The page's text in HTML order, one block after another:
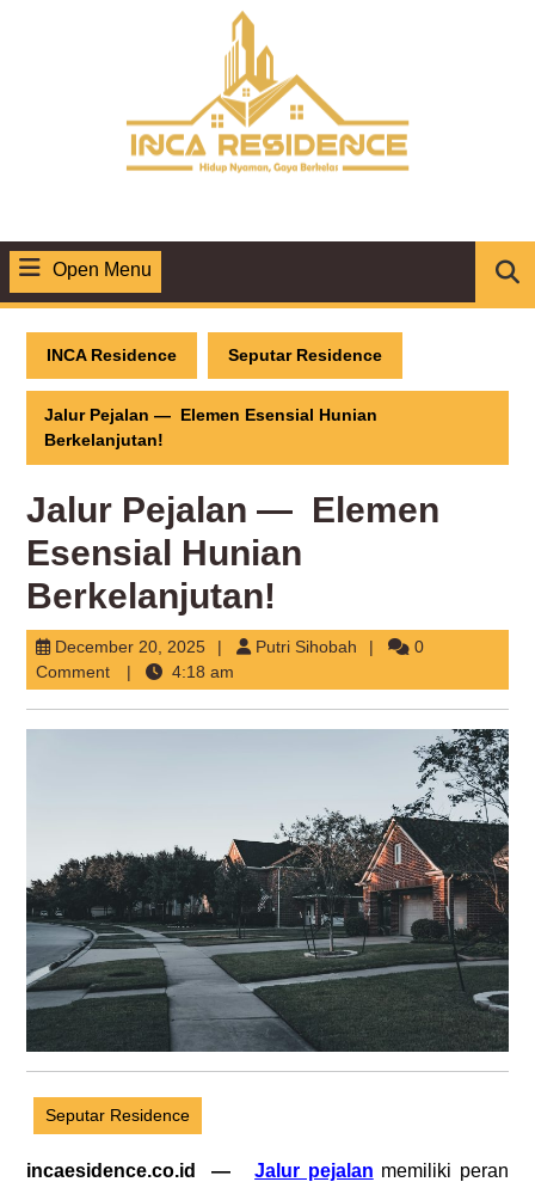
Open Menu
Menu
INCA Residence Seputar Residence
Jalur Pejalan — Elemen Esensial Hunian
Berkelanjutan!
Jalur Pejalan — Elemen
Esensial Hunian
Berkelanjutan!
December 20, 2025December
20,
2025
Putri Sihobah Putri
0
Comment
4:18 am
Seputar Residence
incaesidence.co.id —Jalur pejalan memiliki peran